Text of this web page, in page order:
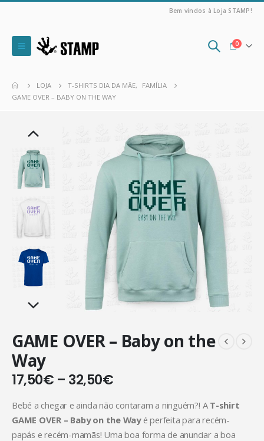
Bem vindos à Loja STAMP!
0
LOJA T-SHIRTS DIA DA MÃE,
FAMÍLIA
GAME OVER – BABY ON THE WAY
GAME OVER – Baby on the
Way
17,50€ – 32,50€
Bebé a chegar e ainda não contaram a ninguém?! A T-shirt
GAME OVER – Baby on the Wayé perfeita para recém-
papás e recém-mamãs! Uma boa forma de anunciar a boa